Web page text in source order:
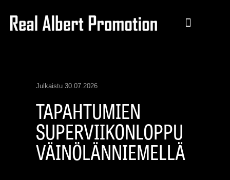
Julkaistu 30.07.2026
TAPAHTUMIEN
SUPERVIIKONLOPPU
VÄINÖLÄNNIEMELLÄ